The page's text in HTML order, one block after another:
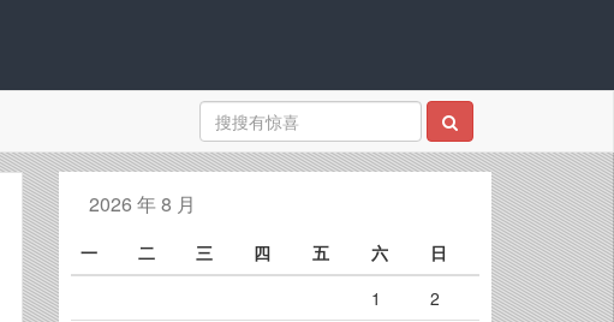
2026 年 8 月
一 二 三 四 五 六
日
1
2